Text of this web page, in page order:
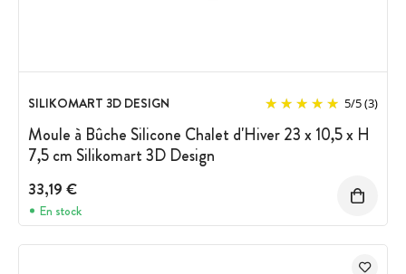
SILIKOMART 3D DESIGN 5/5(3)
Moule à Bûche Silicone Chalet d'Hiver 23 x 10,5 x H
7,5 cm Silikomart 3D Design
33,19 €
En stock